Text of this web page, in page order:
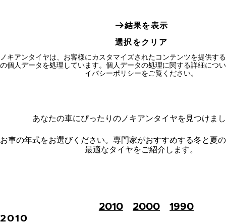
結果を表示
選択をクリア
ノキアンタイヤは、お客様にカスタマイズされたコンテンツを提供す
の個人データを処理しています。個人データの処理に関する詳細につ
イバシーポリシーをご覧ください。
あなたの車にぴったりのノキアンタイヤを見つけま
お車の年式をお選びください。 専門家がおすすめする冬と夏
最適なタイヤをご紹介します。
2010 2000 1990
2010